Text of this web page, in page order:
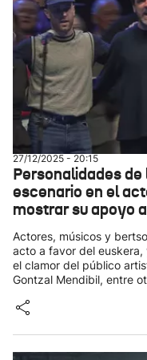
27/12/2025 - 20:15
Personalidades
escenario en el
mostrar su apoyo
Actores, músicos y
acto a favor del
el clamor del público
Gontzal Mendibil, entre